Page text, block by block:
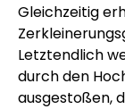
Gleichzeitig
Letztendlich
durch den
ausgestoßen,